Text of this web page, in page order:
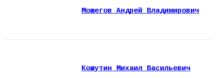
Мошегов Андрей Владимирович
Кошутин Михаил Васильевич